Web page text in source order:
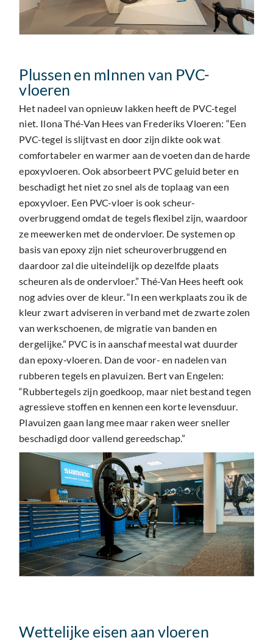
Plussen en mInnen van PVC-
vloeren
Het nadeel van opnieuw lakken heeft de PVC-tegel
niet. Ilona Thé-Van Hees van Frederiks Vloeren: “Een
PVC-tegel is slijtvast en door zijn dikte ook wat
comfortabeler en warmer aan de voeten dan de harde
epoxyvloeren. Ook absorbeert PVC geluid beter en
beschadigt het niet zo snel als de toplaag van een
epoxyvloer. Een PVC-vloer is ook scheur-
overbruggend omdat de tegels flexibel zijn, waardoor
ze meewerken met de ondervloer. De systemen op
basis van epoxy zijn niet scheuroverbruggend en
daardoor zal die uiteindelijk op dezelfde plaats
scheuren als de ondervloer.” Thé-Van Hees heeft ook
nog advies over de kleur. “In een werkplaats zou ik de
kleur zwart adviseren in verband met de zwarte zolen
van werkschoenen, de migratie van banden en
dergelijke.” PVC is in aanschaf meestal wat duurder
dan epoxy-vloeren. Dan de voor- en nadelen van
rubberen tegels en plavuizen. Bert van Engelen:
“Rubbertegels zijn goedkoop, maar niet bestand tegen
agressieve stoffen en kennen een korte levensduur.
Plavuizen gaan lang mee maar raken weer sneller
beschadigd door vallend gereedschap.”
Wettelijke eisen aan vloeren